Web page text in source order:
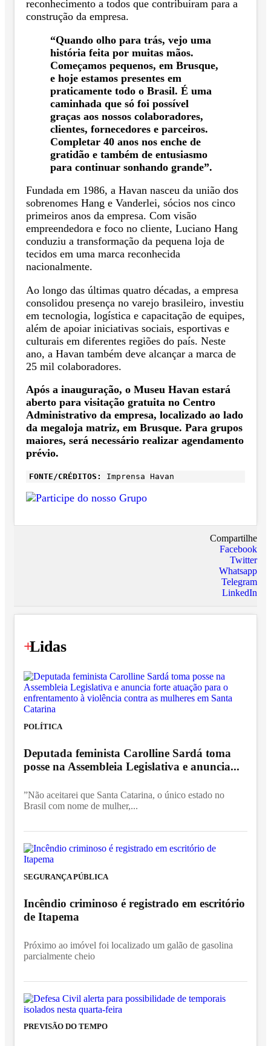
reconhecimento a todos que contribuíram para a
construção da empresa.
“Quando olho para trás, vejo uma
história feita por muitas mãos.
Começamos pequenos, em Brusque,
e hoje estamos presentes em
praticamente todo o Brasil. É uma
caminhada que só foi possível
graças aos nossos colaboradores,
clientes, fornecedores e parceiros.
Completar 40 anos nos enche de
gratidão e também de entusiasmo
para continuar sonhando grande”.
Fundada em 1986, a Havan nasceu da união dos
sobrenomes Hang e Vanderlei, sócios nos cinco
primeiros anos da empresa. Com visão
empreendedora e foco no cliente, Luciano Hang
conduziu a transformação da pequena loja de
tecidos em uma marca reconhecida
nacionalmente.
Ao longo das últimas quatro décadas, a empresa
consolidou presença no varejo brasileiro, investiu
em tecnologia, logística e capacitação de equipes,
além de apoiar iniciativas sociais, esportivas e
culturais em diferentes regiões do país. Neste
ano, a Havan também deve alcançar a marca de
25 mil colaboradores.
Após a inauguração, o Museu Havan estará
aberto para visitação gratuita no Centro
Administrativo da empresa, localizado ao lado
da megaloja matriz, em Brusque. Para grupos
maiores, será necessário realizar agendamento
prévio.
FONTE/CRÉDITOS: Imprensa Havan
Compartilhe
Facebook
Twitter
Whatsapp
Telegram
LinkedIn
+
Lidas
POLÍTICA
Deputada feminista Carolline Sardá toma
posse na Assembleia Legislativa e anuncia...
”Não aceitarei que Santa Catarina, o único estado no
Brasil com nome de mulher,...
SEGURANÇA PÚBLICA
Incêndio criminoso é registrado em escritório
de Itapema
Próximo ao imóvel foi localizado um galão de gasolina
parcialmente cheio
PREVISÃO DO TEMPO